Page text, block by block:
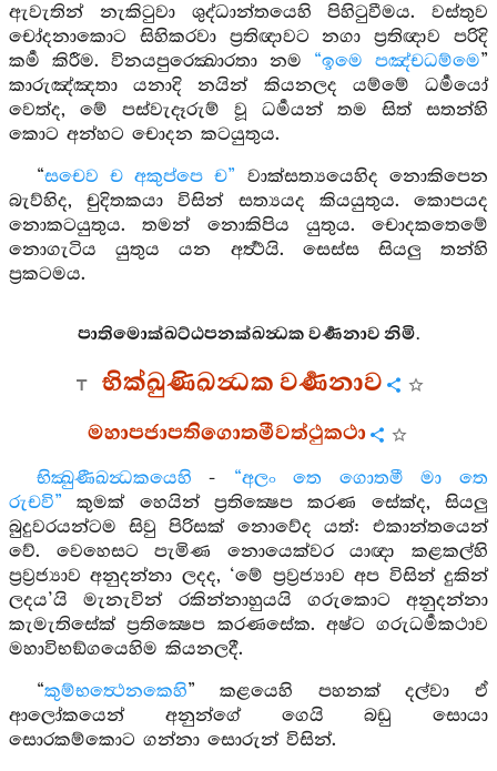
ඇවැතින් නැකිටුවා ශුද්ධාන්තයෙහි පිහිටුවීමය. වස්තුව
චෝදනාකොට සිහිකරවා ප්‍රතිඥාවට නගා ප්‍රතිඥාව පරිදි
කර්‍ම කිරීම. විනයපුරෙක්‍ඛාරතා නම “ඉමෙ පඤ්චධම්මෙ”
කාරුඤ්ඤතා යනාදි නයින් කියනලද යම්මේ ධර්‍මයෝ
වෙත්ද, මේ පස්වැදෑරුම් වූ ධර්‍මයන් තම සිත් සතන්හි
කොට අන්හට චොදන කටයුතුය.
“සචෙව ච අකුප්පෙ ච” වාක්සත්‍යයෙහිද නොකිපෙන
බැව්හිද, චුදිතකයා විසින් සත්‍යයද කියයුතුය. කොපයද
නොකටයුතුය. තමන් නොකිපිය යුතුය. චොදකතෙමේ
නොගැටිය යුතුය යන අර්‍ත්‍ථයි. සෙස්ස සියලු තන්හි
ප්‍රකටමය.
පාතිමොක්‍ඛට්ඨපනක්‍ඛන්‍ධක වර්‍ණනාව නිමි.
භික්‍ඛුණිඛන්‍ධක වර්‍ණනාව
මහාපජාපතිගොතමීවත්ථුකථා
භික්‍ඛුණීඛන්‍ධකයෙහි - “අලං තෙ ගොතමී මා තෙ
රුචවි” කුමක් හෙයින් ප්‍රතික්‍ෂෙප කරණ සේක්ද, සියලු
බුදුවරයන්ටම සිවු පිරිසක් නොවේද යත්: එකාන්තයෙන්
වේ. වෙහෙසට පැමිණ නොයෙක්වර යාඥා කළකල්හි
ප්‍රව්‍රජ්‍යාව අනුදන්නා ලදද, ‘මේ ප්‍රව්‍රජ්‍යාව අප විසින් දුකින්
ලදය’යි මැනැවින් රකින්නාහුයයි ගරුකොට අනුදන්නා
කැමැතිසේක් ප්‍රතික්‍ෂෙප කරණසේක. අෂ්ට ගරුධර්‍මකථාව
මහාවිභඞ්ගයෙහිම කියනලදී.
“කුම්භත්‍ථෙනකෙහි” කළයෙහි පහනක් දල්වා ඒ
ආලෝකයෙන් අනුන්ගේ ගෙයි බඩු සොයා
සොරකම්කොට ගන්නා සොරුන් විසින්.